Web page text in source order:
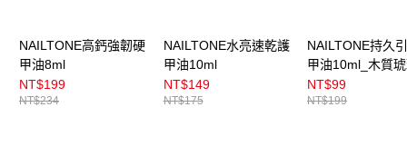
付款後門市自取
每筆NT$100，滿NT$399(含以上)免運費
NAILTONE高鈣強韌硬
甲油8ml
NT$199
NT$234
NAILTONE水亮速乾護
甲油10ml
NT$149
NT$175
NAILTONE持久
甲油10ml_木質
NT$99
NT$199